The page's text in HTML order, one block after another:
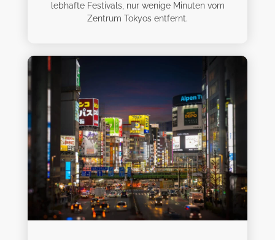
lebhafte Festivals, nur wenige Minuten vom
Zentrum Tokyos entfernt.